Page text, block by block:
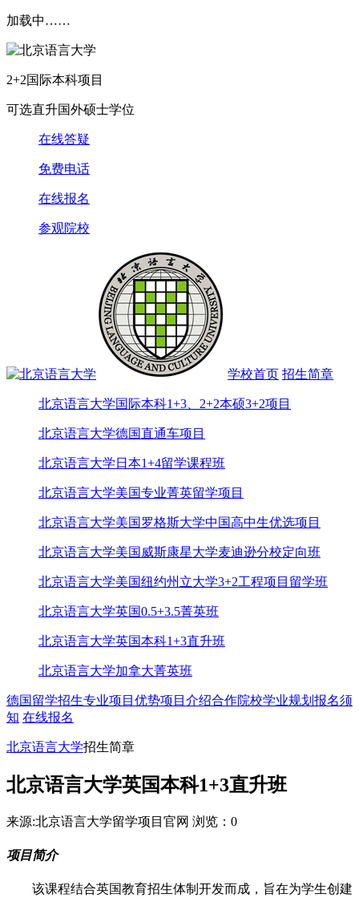
加载中……
2+2国际本科项目
可选直升国外硕士学位
在线答疑
免费电话
在线报名
参观院校
学校首页 招生简章
北京语言大学国际本科1+3、2+2本硕3+2项目
北京语言大学德国直通车项目
北京语言大学日本1+4留学课程班
北京语言大学美国专业菁英留学项目
北京语言大学美国罗格斯大学中国高中生优选项目
北京语言大学美国威斯康星大学麦迪逊分校定向班
北京语言大学美国纽约州立大学3+2工程项目留学班
北京语言大学英国0.5+3.5菁英班
北京语言大学英国本科1+3直升班
北京语言大学加拿大菁英班
德国留学招生专业项目优势项目介绍合作院校学业规划 报名须
知 在线报名
北京语言大学招生简章
北京语言大学英国本科1+3直升班
来源:北京语言大学留学项目官网 浏览： 0
项目简介
该课程结合英国教育招生体制开发而成，旨在为学生创建